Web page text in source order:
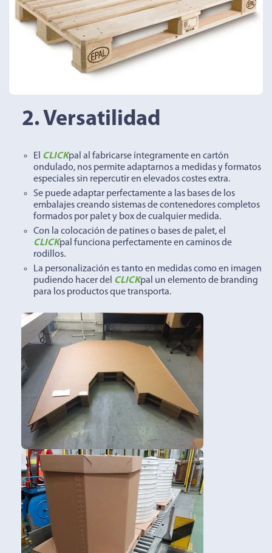
2. Versatilidad
El CLICKpal al fabricarse íntegramente en cartón
ondulado, nos permite adaptarnos a medidas y formatos
especiales sin repercutir en elevados costes extra.
Se puede adaptar perfectamente a las bases de los
embalajes creando sistemas de contenedores completos
formados por palet y box de cualquier medida.
Con la colocación de patines o bases de palet, el
CLICKpal funciona perfectamente en caminos de
rodillos.
La personalización es tanto en medidas como en imagen
pudiendo hacer del CLICKpal un elemento de branding
para los productos que transporta.